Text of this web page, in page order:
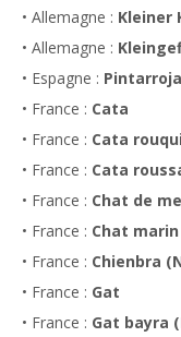
• Allemagne : Kleiner
• Allemagne :
• Espagne : Pintarroja
• France : Cata
• France : Cata
• France : Cata
• France : Chat de
• France : Chat marin
• France : Chienbra
• France : Gat
• France : Gat bayra